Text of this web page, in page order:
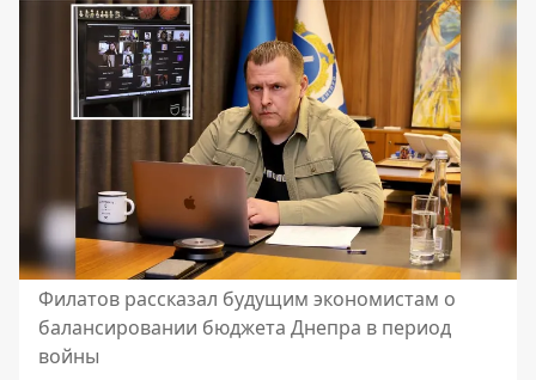
Филатов рассказал будущим экономистам о
балансировании бюджета Днепра в период
войны